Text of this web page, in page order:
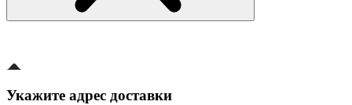
Укажите адрес доставки